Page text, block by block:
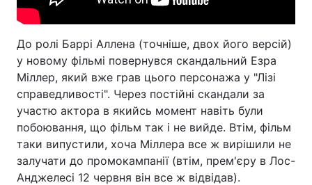
До ролі Баррі Аллена (точніше, двох його версій)
у новому фільмі повернувся скандальний Езра
Міллер, який вже грав цього персонажа у "Лізі
справедливості". Через постійні скандали за
участю актора в якийсь момент навіть були
побоювання, що фільм так і не вийде. Втім, фільм
таки випустили, хоча Міллера все ж вирішили не
залучати до промокампанії (втім, прем'єру в Лос-
Анджелесі 12 червня він все ж відвідав).